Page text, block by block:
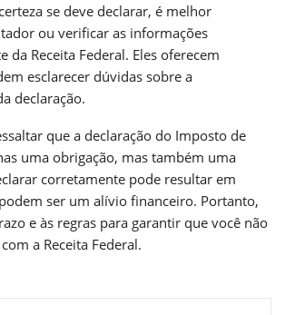
se deve declarar, é melhor
ou verificar as informações
da Receita Federal. Eles oferecem
esclarecer dúvidas sobre a
declaração.
que a declaração do Imposto de
uma obrigação, mas também uma
corretamente pode resultar em
ser um alívio financeiro. Portanto,
e às regras para garantir que você não
a Receita Federal.